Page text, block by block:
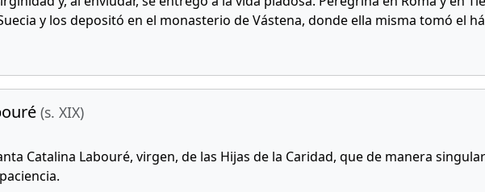
y los depositó en el monasterio de Vástena, donde ella misma tomó el
(s. XIX)
Catalina Labouré, virgen, de las Hijas de la Caridad, que de manera